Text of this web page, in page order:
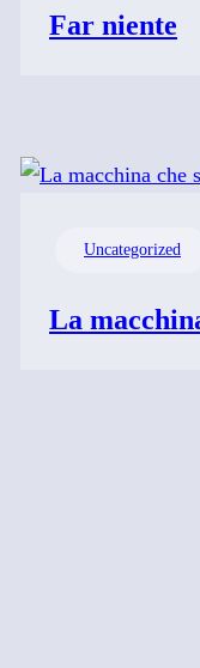
Far niente
Uncategorized
La